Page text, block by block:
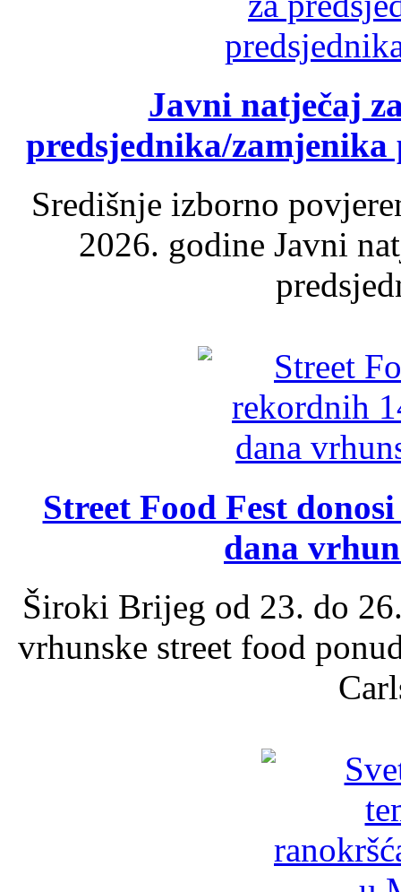
Javni natječaj
predsjednika/
Središnje izborno
2026. godine Javni
Street Food Fest
dana
Široki Brijeg od 23. do
vrhunske street food